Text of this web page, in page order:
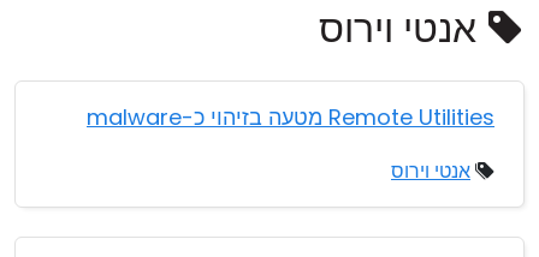
אנטי וירוס
Remote Utilities מטעה בזיהוי כ-malware
אנטי וירוס